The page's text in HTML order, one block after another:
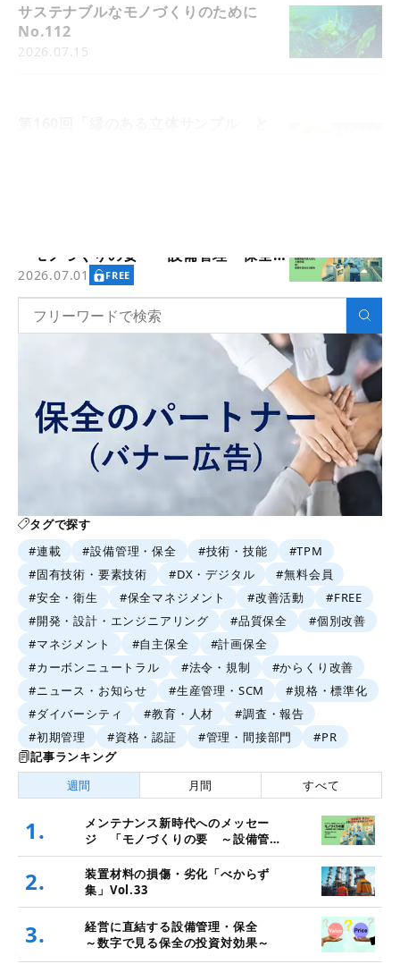
サステナブルなモノづくりのために
No.112
2026.07.15
「モノづくりの要 ～設備管理・保全と
価値創造～」
2026.07.01 FREE
タグで探す
#連載
#設備管理・保全 #技術・技能
#TPM
#固有技術・要素技術
#DX・デジタル
#無料会員
#安全・衛生
#保全マネジメント #改善活動
#FREE
#開発・設計・エンジニアリング
#品質保全
#個別改善
#マネジメント
#自主保全
#計画保全
#カーボンニュートラル
#法令・規制
#からくり改善
#ニュース・お知らせ
#生産管理・SCM
#規格・標準化
#ダイバーシティ
#教育・人材
#調査・報告
#初期管理
#資格・認証 #管理・間接部門
#PR
記事ランキング
週間
月間 すべて
1.
メンテナンス新時代へのメッセー
ジ 「モノづくりの要 ～設備管
理・保全と価値創造～」
2.
装置材料の損傷・劣化「べからず
集」Vol.33
3.
経営に直結する設備管理・保全
～数字で見る保全の投資対効果～